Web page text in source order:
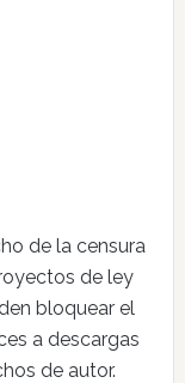
de la censura
de ley
bloquear el
a descargas
de autor.